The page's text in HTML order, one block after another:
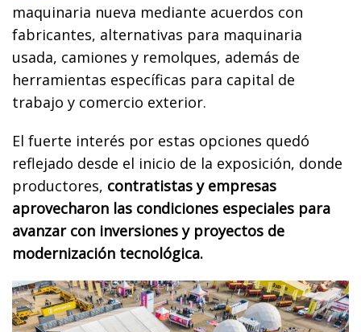
maquinaria nueva mediante acuerdos con
fabricantes, alternativas para maquinaria
usada, camiones y remolques, además de
herramientas específicas para capital de
trabajo y comercio exterior.
El fuerte interés por estas opciones quedó
reflejado desde el inicio de la exposición, donde
productores, contratistas y empresas
aprovecharon las condiciones especiales para
avanzar con inversiones y proyectos de
modernización tecnológica.